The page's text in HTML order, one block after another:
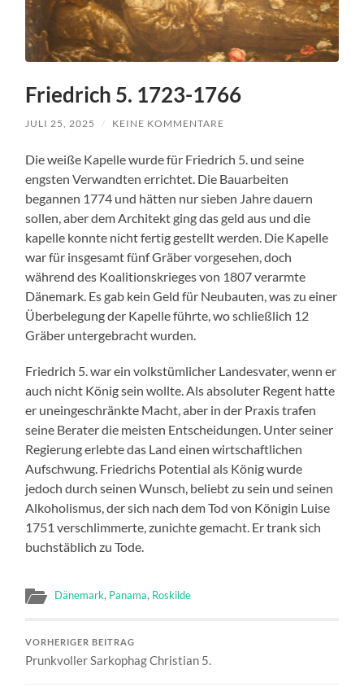
Friedrich 5. 1723-1766
JULI 25, 2025 / KEINE KOMMENTARE
Die weiße Kapelle wurde für Friedrich 5. und seine
engsten Verwandten errichtet. Die Bauarbeiten
begannen 1774 und hätten nur sieben Jahre dauern
sollen, aber dem Architekt ging das geld aus und die
kapelle konnte nicht fertig gestellt werden. Die Kapelle
war für insgesamt fünf Gräber vorgesehen, doch
während des Koalitionskrieges von 1807 verarmte
Dänemark. Es gab kein Geld für Neubauten, was zu einer
Überbelegung der Kapelle führte, wo schließlich 12
Gräber untergebracht wurden.
Friedrich 5. war ein volkstümlicher Landesvater, wenn er
auch nicht König sein wollte. Als absoluter Regent hatte
er uneingeschränkte Macht, aber in der Praxis trafen
seine Berater die meisten Entscheidungen. Unter seiner
Regierung erlebte das Land einen wirtschaftlichen
Aufschwung. Friedrichs Potential als König wurde
jedoch durch seinen Wunsch, beliebt zu sein und seinen
Alkoholismus, der sich nach dem Tod von Königin Luise
1751 verschlimmerte, zunichte gemacht. Er trank sich
buchstäblich zu Tode.
Dänemark, Panama, Roskilde
VORHERIGER BEITRAG
Prunkvoller Sarkophag Christian 5.